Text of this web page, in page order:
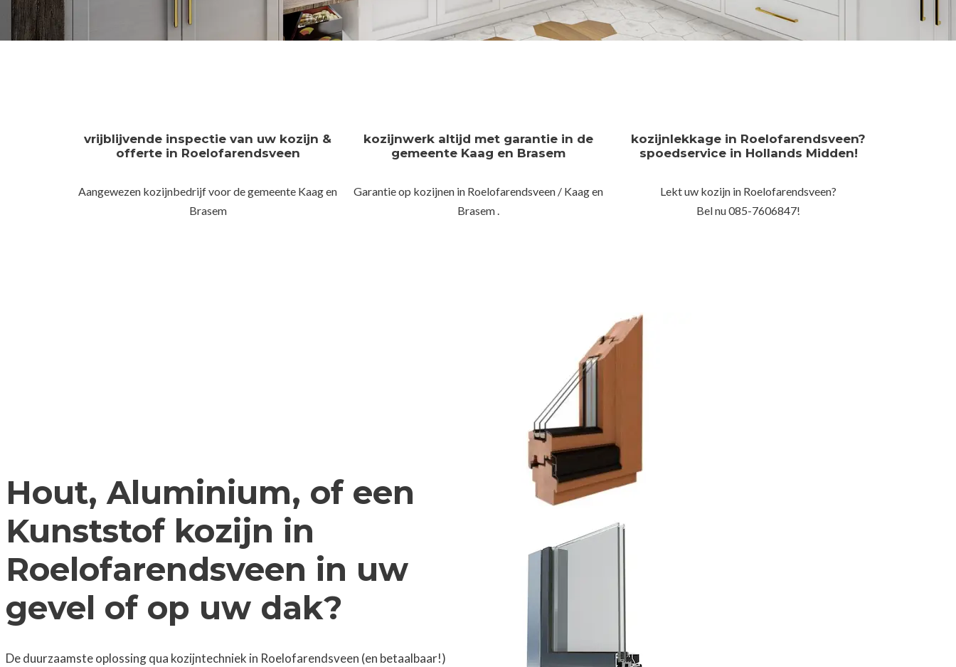
vrijblijvende inspectie van uw kozijn &
offerte in Roelofarendsveen
Aangewezen kozijnbedrijf voor de gemeente Kaag en
Brasem
kozijnwerk altijd met garantie in de
gemeente Kaag en Brasem
Garantie op kozijnen in Roelofarendsveen / Kaag en
Brasem .
kozijnlekkage in Roelofarendsveen?
spoedservice in Hollands Midden!
Lekt uw kozijn in Roelofarendsveen?
Bel nu 085-7606847!
Hout, Aluminium, of een
Kunststof kozijn in
Roelofarendsveen in uw
gevel of op uw dak?
De duurzaamste oplossing qua kozijntechniek in Roelofarendsveen (en betaalbaar!)